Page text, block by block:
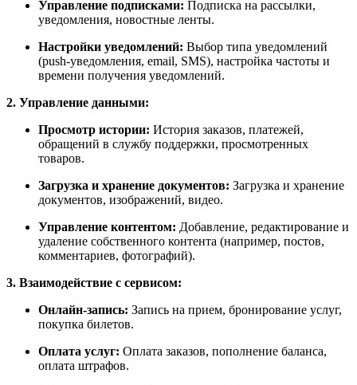
Управление подписками: Подписка на рассылки,
уведомления, новостные ленты.
Настройки уведомлений: Выбор типа уведомлений
(push-уведомления, email, SMS), настройка частоты и
времени получения уведомлений.
2. Управление данными:
Просмотр истории: История заказов, платежей,
обращений в службу поддержки, просмотренных
товаров.
Загрузка и хранение документов: Загрузка и хранение
документов, изображений, видео.
Управление контентом: Добавление, редактирование и
удаление собственного контента (например, постов,
комментариев, фотографий).
3. Взаимодействие с сервисом:
Онлайн-запись: Запись на прием, бронирование услуг,
покупка билетов.
Оплата услуг: Оплата заказов, пополнение баланса,
оплата штрафов.